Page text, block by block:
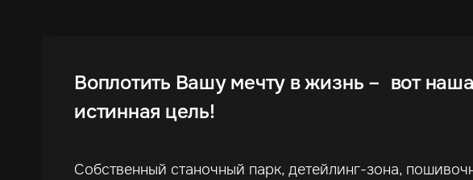
Воплотить Вашу мечту в жизнь – вот наша
истинная цель!
Собственный станочный парк, детейлинг-зона,